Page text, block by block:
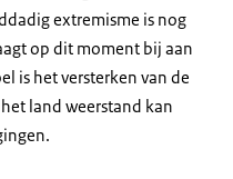
extremisme is nog
op dit moment bij aan
is het versterken van de
land weerstand kan